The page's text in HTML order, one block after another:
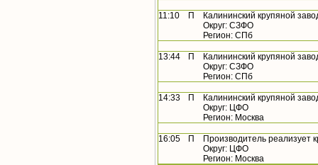
11:10 П
Калининский крупяной
Округ: СЗФО
Регион: СПб
13:44 П
Калининский крупяной
Округ: СЗФО
Регион: СПб
14:33 П
Калининский крупяной
Округ: ЦФО
Регион: Москва
16:05 П
Производитель
Округ: ЦФО
Регион: Москва